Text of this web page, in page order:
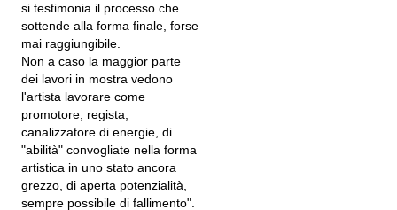
si testimonia il processo che
sottende alla forma finale, forse
mai raggiungibile.
Non a caso la maggior parte
dei lavori in mostra vedono
l'artista lavorare come
promotore, regista,
canalizzatore di energie, di
"abilità" convogliate nella forma
artistica in uno stato ancora
grezzo, di aperta potenzialità,
sempre possibile di fallimento".